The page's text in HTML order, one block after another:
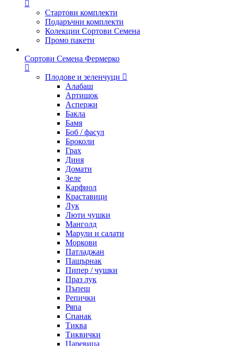
Стартови комплекти
Подаръчни комплекти
Колекции Сортови Семена
Промо пакети
Сортови Семена Фермерко
Плодове и зеленчуци
Алабаш
Артишок
Аспержи
Бакла
Бамя
Боб / фасул
Броколи
Грах
Диня
Домати
Зеле
Карфиол
Краставици
Лук
Люти чушки
Манголд
Марули и салати
Моркови
Патладжан
Пащърнак
Пипер / чушки
Праз лук
Пъпеш
Репички
Ряпа
Спанак
Тиква
Тиквички
Царевица